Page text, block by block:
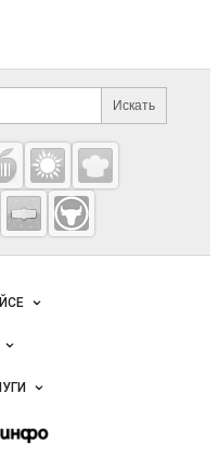
по сайту и
Искать
проекты